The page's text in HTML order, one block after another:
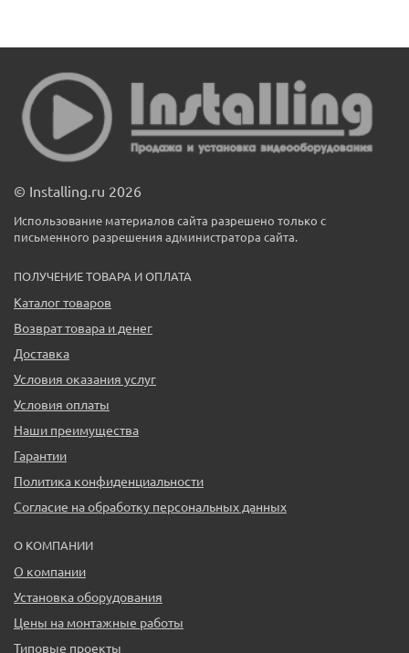
© Installing.ru 2026
Использование материалов сайта разрешено только с
письменного разрешения администратора сайта.
ПОЛУЧЕНИЕ ТОВАРА И ОПЛАТА
Каталог товаров
Возврат товара и денег
Доставка
Условия оказания услуг
Условия оплаты
Наши преимущества
Гарантии
Политика конфиденциальности
Согласие на обработку персональных данных
О КОМПАНИИ
О компании
Установка оборудования
Цены на монтажные работы
Типовые проекты